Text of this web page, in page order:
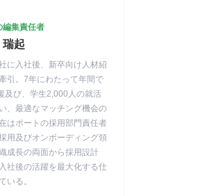
編集責任者
瑞起
に入社後、新卒向け人材紹
引。7年にわたって年間で
及び、学生2,000人の就活
、最適なマッチング機会の
はポートの採用部門責任者
用及びオンボーディング領
成長の両面から採用設計
社後の活躍を最大化する仕
いる。